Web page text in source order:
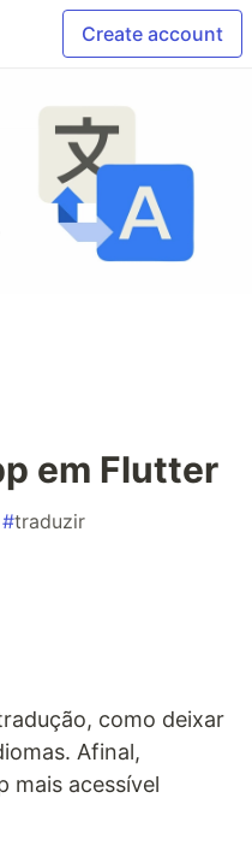
Create account
em Flutter
#traduzir
como deixar
Afinal,
mais acessível